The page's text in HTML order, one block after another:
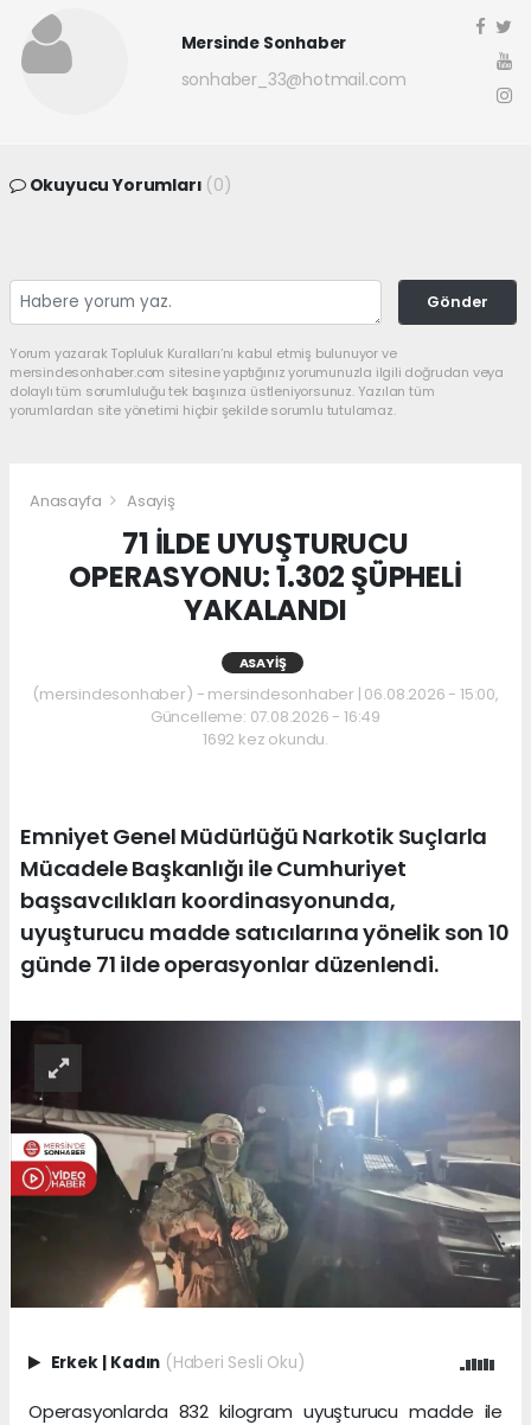
Mersinde Sonhaber
sonhaber_33@hotmail.com
Okuyucu Yorumları (0)
Gönder
Yorum yazarak Topluluk Kuralları’nı kabul etmiş bulunuyor ve
mersindesonhaber.com sitesine yaptığınız yorumunuzla ilgili doğrudan veya
dolaylı tüm sorumluluğu tek başınıza üstleniyorsunuz. Yazılan tüm
yorumlardan site yönetimi hiçbir şekilde sorumlu tutulamaz.
Anasayfa Asayiş
71 İLDE UYUŞTURUCU
OPERASYONU: 1.302 ŞÜPHELİ
YAKALANDI
ASAYIŞ
(mersindesonhaber) - mersindesonhaber | 06.08.2026 - 15:00,
Güncelleme: 07.08.2026 - 16:49
1692 kez okundu.
Emniyet Genel Müdürlüğü Narkotik Suçlarla
Mücadele Başkanlığı ile Cumhuriyet
başsavcılıkları koordinasyonunda,
uyuşturucu madde satıcılarına yönelik son 10
günde 71 ilde operasyonlar düzenlendi.
Erkek | Kadın (Haberi Sesli Oku)
Operasyonlarda 832 kilogram uyuşturucu madde ile